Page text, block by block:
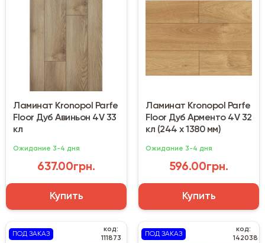
Ламинат Kronopol Parfe
Floor Дуб Авиньон 4V 33
кл
Ожидание 3-4 дня
637.00грн.
Купить
Ламинат Kronopol Parfe
Floor Дуб Арменто 4V 32
кл (244 х 1380 мм)
Ожидание 3-4 дня
596.00грн.
Купить
ПОД ЗАКАЗ
код:
111873
ПОД ЗАКАЗ
код:
142038